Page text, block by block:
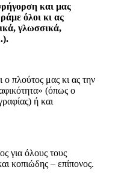
και μας
όλοι κι ας
γλωσσικά,
ο πλούτος μας κι ας την
(όπως ο
ή και
για όλους τους
κοπιώδης – επίπονος.